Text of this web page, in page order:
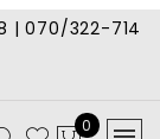
| 070/322-714
0